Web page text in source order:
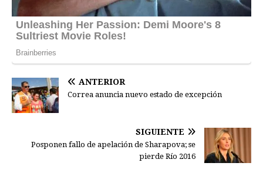
ANTERIOR
Correa anuncia nuevo estado de excepción
SIGUIENTE
Posponen fallo de apelación de Sharapova; se
pierde Río 2016